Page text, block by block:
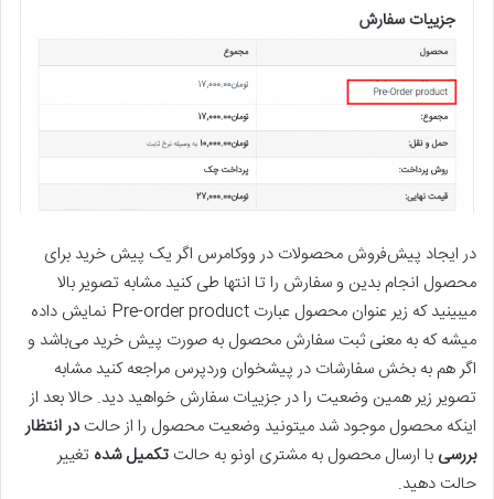
در ایجاد پیش‌فروش محصولات در ووکامرس اگر یک پیش خرید برای
محصول انجام بدین و سفارش را تا انتها طی کنید مشابه تصویر بالا
میبینید که زیر عنوان محصول عبارت Pre-order product نمایش داده
میشه که به معنی ثبت سفارش محصول به صورت پیش خرید می‌باشد و
اگر هم به بخش سفارشات در پیشخوان وردپرس مراجعه کنید مشابه
تصویر زیر همین وضعیت را در جزییات سفارش خواهید دید. حالا بعد از
اینکه محصول موجود شد میتونید وضعیت محصول را از حالتدر انتظار
بررسی با ارسال محصول به مشتری اونو به حالت تکمیل شده تغییر
حالت دهید.